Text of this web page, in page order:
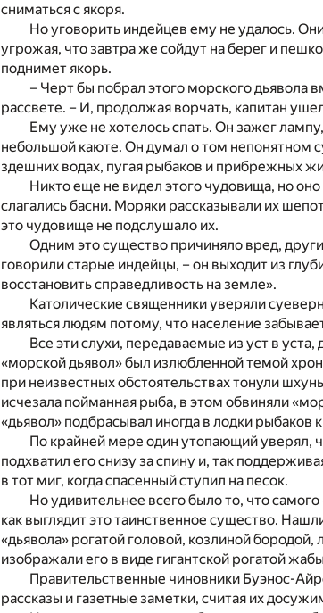
сниматься с якоря.
Но уговорить индейцев ему не удалось.
угрожая, что завтра же сойдут на берег и
поднимет якорь.
– Черт бы побрал этого морского
рассвете. – И, продолжая ворчать, капитан
Ему уже не хотелось спать. Он зажег
небольшой каюте. Он думал о том непонятном
здешних водах, пугая рыбаков и прибрежных
Никто еще не видел этого чудовища, но
слагались басни. Моряки рассказывали их
это чудовище не подслушало их.
Одним это существо причиняло вред,
говорили старые индейцы, – он выходит из
восстановить справедливость на земле».
Католические священники уверяли
являться людям потому, что население
Все эти слухи, передаваемые из уст в
«морской дьявол» был излюбленной темой
при неизвестных обстоятельствах тонули
исчезала пойманная рыба, в этом обвиняли
«дьявол» подбрасывал иногда в лодки
По крайней мере один утопающий уверял,
подхватил его снизу за спину и, так
в тот миг, когда спасенный ступил на песок.
Но удивительнее всего было то, что
как выглядит это таинственное существо.
«дьявола» рогатой головой, козлиной
изображали его в виде гигантской рогатой
Правительственные чиновники Буэнос-
рассказы и газетные заметки, считая их